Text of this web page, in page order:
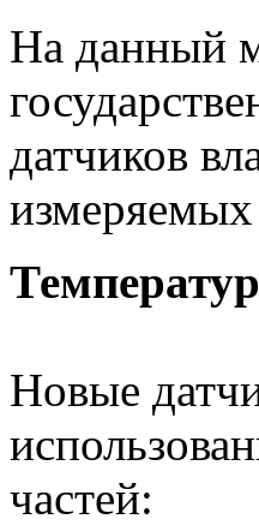
На данный
датчиков
измеряемых
Новые
частей: